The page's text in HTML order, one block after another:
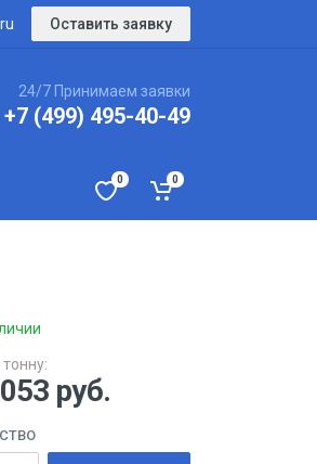
Оставить заявку
24/7 Принимаем заявки
+7 (499) 495-40-49
0 0
тонну:
руб.